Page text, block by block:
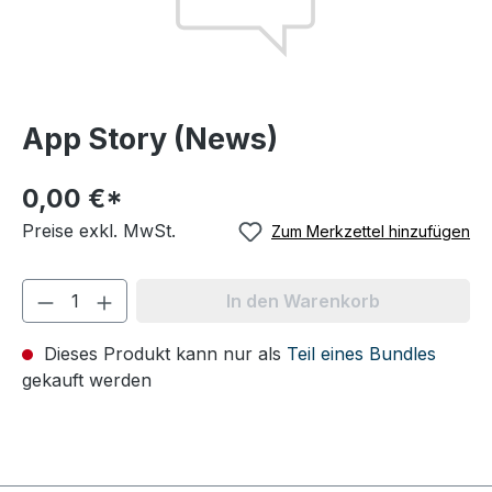
App Story (News)
0,00 €*
Preise exkl. MwSt. Zum Merkzettel hinzufügen
In den Warenkorb
Dieses Produkt kann nur als Teil eines Bundles
gekauft werden